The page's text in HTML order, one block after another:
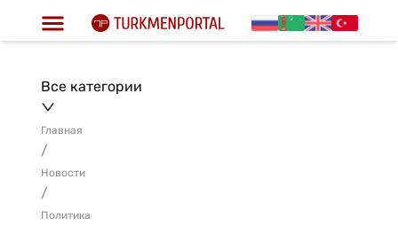
Все категории
Главная
/
Новости
/
Политика